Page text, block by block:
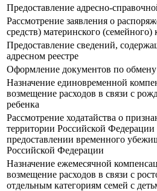
Предоставление адресно-
Рассмотрение заявления о
средств) материнского (семейного)
Предоставление сведений,
адресном реестре
Оформление документов по
Назначение единовременной
возмещение расходов в связи с
ребенка
Рассмотрение ходатайства о
территории Российской Федерации
предоставлении временного
Российской Федерации
Назначение ежемесячной
возмещение расходов в связи с
отдельным категориям семей с